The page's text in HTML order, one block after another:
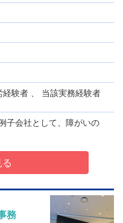
験者 、 当該実務経験者
子会社として、障がいの
務